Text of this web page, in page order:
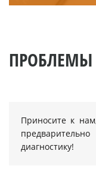
ПРОБЛЕМЫ
Приносите к
диагностику!